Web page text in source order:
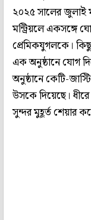
২০২৫ সালের জুলাই
মন্ট্রিয়লে একসঙ্গে
প্রেমিকযুগলকে।
এক অনুষ্ঠানে যোগ
অনুষ্ঠানে কেটি-
উসকে দিয়েছে।
সুন্দর মুহূর্ত শেয়ার